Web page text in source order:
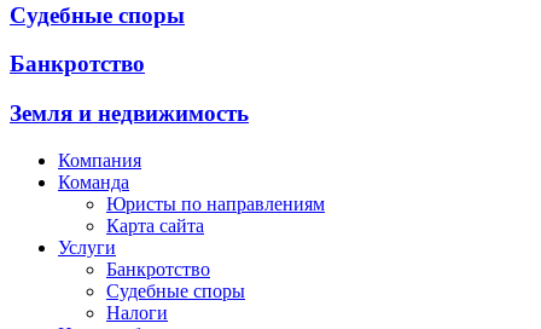
Судебные споры
Банкротство
Земля и недвижимость
Компания
Команда
Юристы по направлениям
Карта сайта
Услуги
Банкротство
Судебные споры
Налоги